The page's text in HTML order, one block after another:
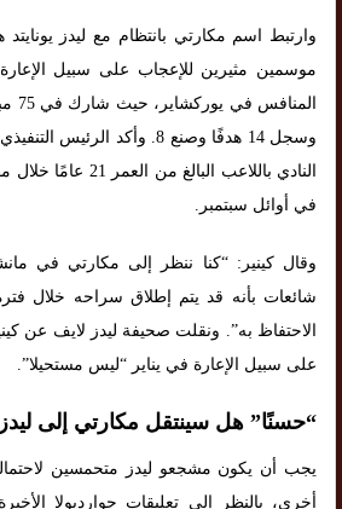
وارتبط اسم مكارتي بانتظام مع ليدز
موسمين مثيرين للإعجاب على سبيل الإعارة
وسجل 14 هدفًا وصنع 8. وأكد
في أوائل سبتمبر.
وقال كينير: “كنا ننظر إلى مكارتي في
شائعات بأنه قد يتم إطلاق سراحه خلال
الاحتفاظ به”. ونقلت صحيفة ليدز لايف عن
على سبيل الإعارة في يناير “ليس مستحيلا”.
“حسنًا” هل سينتقل مكارتي إلى
يجب أن يكون مشجعو ليدز متحمسين
أخرى، بالنظر إلى تعليقات جوارديولا